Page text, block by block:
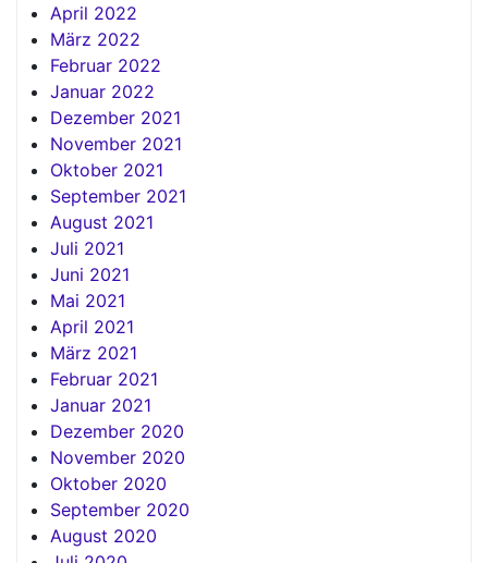
April 2022
März 2022
Februar 2022
Januar 2022
Dezember 2021
November 2021
Oktober 2021
September 2021
August 2021
Juli 2021
Juni 2021
Mai 2021
April 2021
März 2021
Februar 2021
Januar 2021
Dezember 2020
November 2020
Oktober 2020
September 2020
August 2020